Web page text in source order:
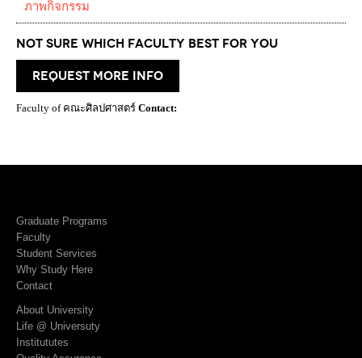
ภาพกิจกรรม
Not Sure which Faculty best for you
request more info
Faculty of คณะศิลปศาสตร์ Contact:
Graduate Programs
Faculty
Student Services
Why Study Here
Contact
About University
Life @ Universuty
Institututes